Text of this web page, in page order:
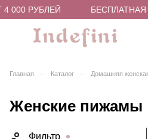
РУБЛЕЙ БЕСПЛАТНАЯ
Главная – Каталог – Домашняя
Женские пижамы
Фильтр